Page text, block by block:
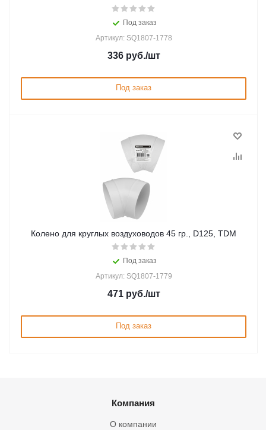
Под заказ
Артикул: SQ1807-1778
336руб./шт
Под заказ
Колено для круглых воздуховодов 45 гр., D125, TDM
Под заказ
Артикул: SQ1807-1779
471руб./шт
Под заказ
Компания
О компании